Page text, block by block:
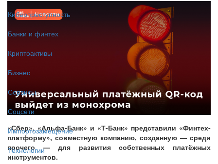
Киберпреступность
Банки и финтех
Криптоактивы
Бизнес
Сервисы
Соцсети
Импортозамещение
Технологии
«Сбер», «Альфа-Банк» и «Т-Банк» представили «Финтех-
платформу», совместную компанию, созданную — среди
прочего — для развития собственных платёжных
инструментов.